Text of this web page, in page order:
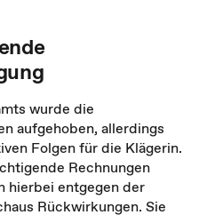
wurde die
aufgehoben, allerdings
Folgen für die Klägerin.
Rechnungen
hierbei entgegen der
Rückwirkungen. Sie